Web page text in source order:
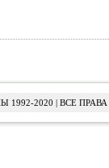
2020 | ВСЕ